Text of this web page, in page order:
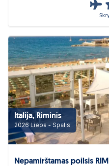
Italija, Riminis
2026 Liepa - Spalis
Nepamirštamas poilsis